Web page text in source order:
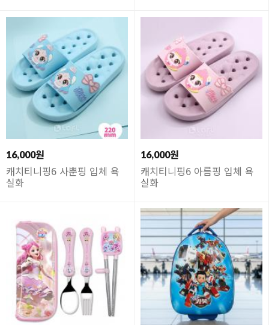
16,000원
캐치티니핑6 사뿐핑 입체 욕
실화
16,000원
캐치티니핑6 아름핑 입체 욕
실화